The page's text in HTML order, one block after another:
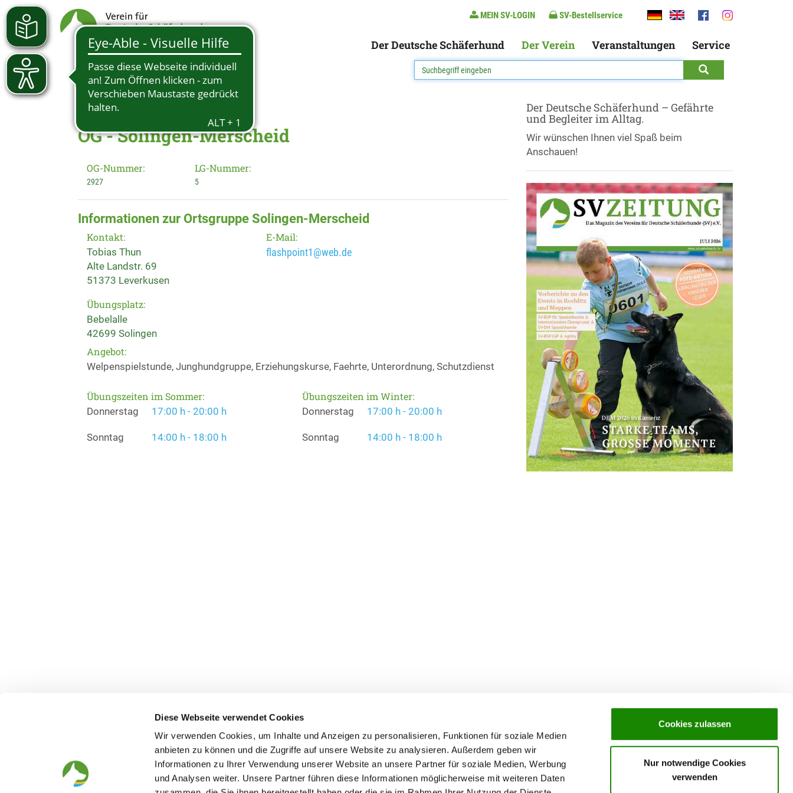
Diese Webseite verwendet Cookies
Wir verwenden Cookies, um Inhalte und Anzeigen zu personalisieren, Funktionen für soziale Medien
anbieten zu können und die Zugriffe auf unsere Website zu analysieren. Außerdem geben wir
Informationen zu Ihrer Verwendung unserer Website an unsere Partner für soziale Medien, Werbung
und Analysen weiter. Unsere Partner führen diese Informationen möglicherweise mit weiteren Daten
Cookies zulassen
Nur notwendige Cookies
verwenden
MEIN SV-LOGIN SV-Bestellservice
Der Deutsche Schäferhund Der Verein Veranstaltungen Service
OG - Solingen-Merscheid
OG-Nummer:
2927
LG-Nummer:
5
Informationen zur Ortsgruppe Solingen-Merscheid
Kontakt:
Tobias Thun
Alte Landstr. 69
51373 Leverkusen
Übungsplatz:
Bebelalle
42699 Solingen
E-Mail:
flashpoint1@web.de
Angebot:
Welpenspielstunde, Junghundgruppe, Erziehungskurse, Faehrte, Unterordnung, Schutzdienst
Übungszeiten im Sommer:
Donnerstag 17:00 h - 20:00 h
Sonntag 14:00 h - 18:00 h
Übungszeiten im Winter:
Donnerstag 17:00 h - 20:00 h
Sonntag 14:00 h - 18:00 h
Der Deutsche Schäferhund – Gefährte
und Begleiter im Alltag.
Wir wünschen Ihnen viel Spaß beim
Anschauen!
Der Deutsche Schäferhund
Zucht und Aufzucht
Der Verein
SV-Zeitung
Veranstaltungen
SV/WUSV
Service
Bezahlsystem